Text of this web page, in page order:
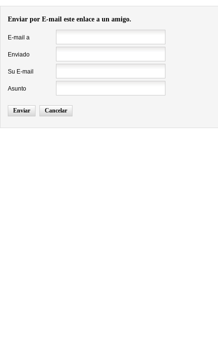
Enviar por E-mail este enlace a un amigo.
E-mail a
Enviado
Su E-mail
Asunto
Enviar Cancelar